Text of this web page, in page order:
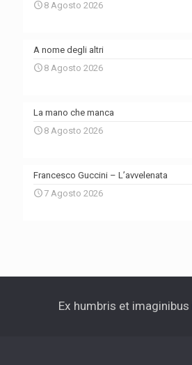
8 Agosto 2026
A nome degli altri
8 Agosto 2026
La mano che manca
8 Agosto 2026
Francesco Guccini – L’avvelenata
7 Agosto 2026
Ex humbris et imaginibus